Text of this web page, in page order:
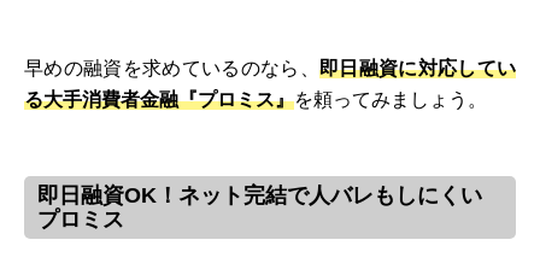
早めの融資を求めているのなら、 即日融資に対応してい
る大手消費者金融『プロミス』を頼ってみましょう。
即日融資OK！ネット完結で人バレもしにくい
プロミス